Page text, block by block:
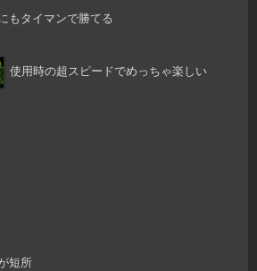
もタイマンで勝てる
使用時の超スピードでめっちゃ楽しい
短所